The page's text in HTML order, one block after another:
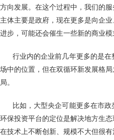
方向发展。在这个过程中，我们的
主体主要是政府，现在更多是向企
进步，可能还会催生一些新的商业模
行业内的企业前几年更多的是在
场中的位置，但在双循环新发展格
局。
比如，大型央企可能更多在市政
环保投资平台的定位是解决地方生
在技术上不断创新、规模不大但很